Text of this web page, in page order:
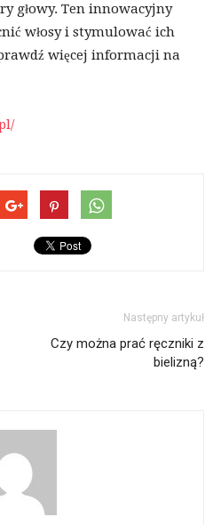
głowy. Ten innowacyjny
włosy i stymulować ich
więcej informacji na
Następny artykuł
Czy można prać ręczniki z
bielizną?